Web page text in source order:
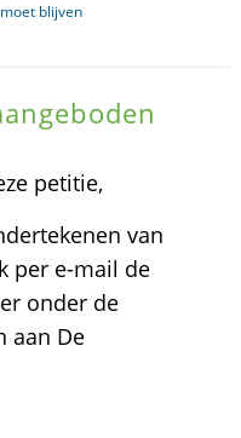
blijven
petitie,
van
per e-mail de
onder de
aan De